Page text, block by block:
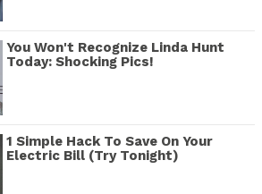
You Won't Recognize Linda Hunt
Today: Shocking Pics!
1 Simple Hack To Save On Your
Electric Bill (Try Tonight)